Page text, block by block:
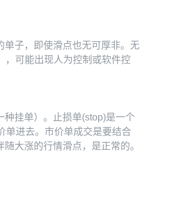
单子，即使滑点也无可厚非。无
，可能出现人为控制或软件控
挂单）。止损单(stop)是一个
单进去。市价单成交是要结合
大涨的行情滑点，是正常的。